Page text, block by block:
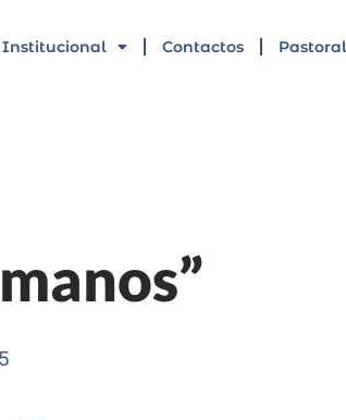
Institucional Contactos Pastoral